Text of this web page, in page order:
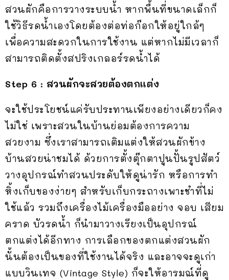
สวนผักคือการวางระบบน้ำ หากพื้นที่ขนาดเล็กก็
ใช้วิธีรดน้ำเองโดยต้องต่อท่อก๊อกให้อยู่ใกล้ๆ
เพื่อความสะดวกในการใช้งาน แต่หากไม่มีเวลาก็
สามารถติดตั้งสปริงเกลอร์รดน้ำได้
Step 6 : สวนผักจะสวยต้องตกแต่ง
จะใช้ประโยชน์แค่รับประทานเพียงอย่างเดียวก็คง
ไม่ใช่ เพราะสวนในบ้านย่อมต้องการความ
สวยงาม ซึ่งเราสามารถเติมแต่งให้สวนผักข้าง
บ้านสวยน่าชมได้ ด้วยการตั้งตุ๊กตาปูนปั้นรูปสัตว์
วางอุปกรณ์ทำสวนประดับให้ดูน่ารัก หรือการทำ
หิ้งเก็บของง่ายๆ สำหรับเก็บกระถางเพาะชำที่ไม่
ใช้แล้ว รวมถึงเครื่องไม้เครื่องมืออย่าง จอบ เสียม
คราด บัวรดน้ำ ก็นำมาวางเรียงเป็นอุปกรณ์
ตกแต่งได้อีกทาง การเลือกของตกแต่งสวนผัก
นั้นต้องเป็นของที่ใช้งานได้จริง และอาจจะดูเก่า
แบบวินเทจ (Vintage Style) ก็จะให้อารมณ์ที่ดู